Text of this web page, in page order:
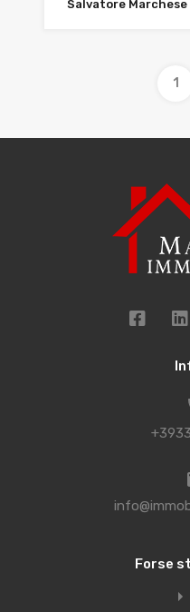
Salvatore Marchese
1
Forse